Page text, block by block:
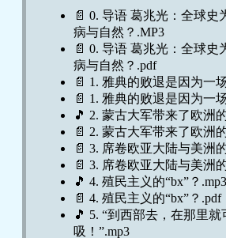
🎵 27. 终于知道了世界有多
时代.mp3
🎵 28.结语：葛兆光、梁文
界，也挡不住生活世界的
🎵 4.2 日本茶道与宋代之渊
📄 4.2 日本茶道与宋代之渊
📄 4.3 全球茶叶贸易的开端
📄 4.3 全球茶叶贸易的开端
🎵 4.4 饮茶何以普及欧洲？
📄 4.4 饮茶何以普及欧洲？
🎵 5.1 糖的名称与起源丨煞
📄 5.1 糖的名称与起源丨煞
🎵 5.2 制糖术的发展与演进
糖.mp3
📄 5.2 制糖术的发展与演进
糖.pdf
📄 5.3 糖与制糖技术的扩散
角贸易.pdf
🎵 009昭陵石像与红白两色
初秘史.mp3
🎵 010唐与大食之间的昭武
📄 011-014.pdf
🎵 011为诸王、佛法或安拉
纵横的时代.mp3
🎵 012摩尼的信徒.mp3
🎵 013天枢、圣物和转轮王
🎵 014【番外上】改变命运
🎵 014【番外下】科举——
界的制度财宝.mp3
📄 015-018.pdf
🎵 015什么是“蒙古时代”.mp3
🎵 016 颠覆世界的草原帝
📄 0. 导语 葛兆光：全球史
病与自然？.MP3
📄 0. 导语 葛兆光：全球史
病与自然？.pdf
📄 1. 雅典的败退是因为一
📄 1. 雅典的败退是因为一
🎵 2. 蒙古大军带来了欧洲
📄 2. 蒙古大军带来了欧洲
📄 3. 席卷欧亚大陆与美洲
📄 3. 席卷欧亚大陆与美洲
🎵 4. 殖民主义的“bx”？.mp3
📄 4. 殖民主义的“bx”？.pdf
🎵 5. “到西部去，在那里
吸！”.mp3